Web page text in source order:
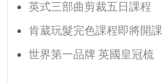
英式三部曲剪裁五日課程
肯葳玩髮完色課程即將開課
世界第一品牌 英國皇冠梳